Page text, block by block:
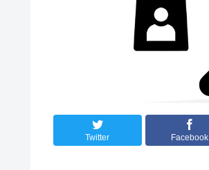
Twitter Facebook